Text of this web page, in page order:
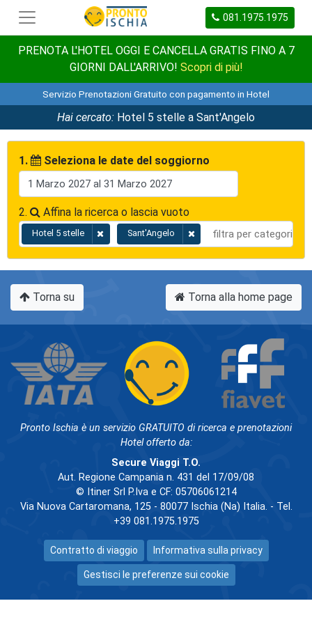
081.1975.1975
PRENOTA L'HOTEL OGGI E CANCELLA GRATIS FINO A 7
GIORNI DALL'ARRIVO! Scopri di più!
Servizio Prenotazioni Gratuito con pagamento in Hotel
Hai cercato: Hotel 5 stelle a Sant'Angelo
1. Seleziona le date del soggiorno
2. Affina la ricerca o lascia vuoto
Hotel 5 stelle Sant'Angelo
Torna su Torna alla home page
Pronto Ischia è un servizio GRATUITO di ricerca e prenotazioni
Hotel offerto da:
Secure Viaggi T.O.
Aut. Regione Campania n. 431 del 17/09/08
© Itiner Srl P.Iva e CF: 05706061214
Via Nuova Cartaromana, 125 - 80077 Ischia (Na) Italia. - Tel.
+39 081.1975.1975
Contratto di viaggio Informativa sulla privacy
Gestisci le preferenze sui cookie